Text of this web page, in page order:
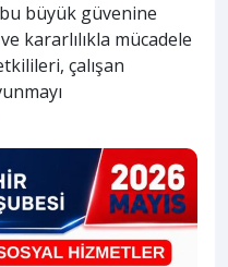
büyük güvenine
kararlılıkla mücadele
çalışan